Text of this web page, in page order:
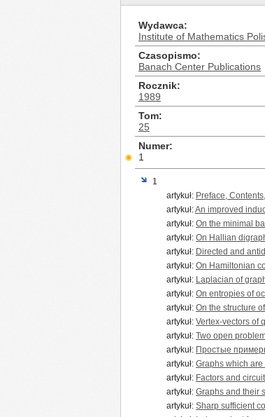
Wydawca
Institute of Mathematics
Czasopismo
Banach Center Publications
Rocznik
1989
Tom
25
Numer
1
1
artykuł: Preface,
artykuł:An improved
artykuł: On the minimal
artykuł: On Hallian
artykuł: Directed and
artykuł: On Hamiltonian
artykuł: Laplacian of
artykuł: On entropies of
artykuł: On the structure
artykuł: Vertex-vectors of
artykuł: Two open
artykuł: Простые
artykuł: Graphs which
artykuł: Factors and
artykuł: Graphs and their
artykuł: Sharp sufficient